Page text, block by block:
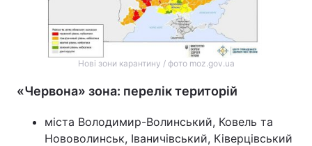
Нові зони карантину / фото moz.gov.ua
«Червона» зона: перелік територій
міста Володимир-Волинський, Ковель та
Нововолинськ, Іваничівський, Ківерцівський